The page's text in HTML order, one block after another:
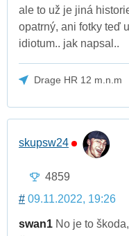
ale to už je jiná
opatrný, ani fotky teď
idiotum.. jak napsal..
Drage HR 12 m.n.m
skupsw24
4859
# 09.11.2022, 19:26
swan1 No je to